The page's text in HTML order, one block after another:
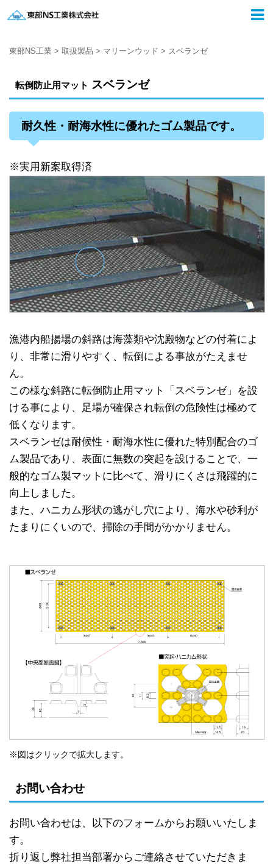
東部NS工業 > 取扱製品 > マリーンウッド > スベランゼ
転倒防止用マット スベランゼ
耐久性・耐海水性に優れたゴム製品です。
※実用新案取得済
漁港内船揚場の斜路は海藻類や沈殿物などの付着によ
り、非常に滑りやすく、転倒による事故がたえませ
ん。
この様な斜路に転倒防止用マット「スベランゼ」を設
ける事により、足場が確保され転倒の危険性は極めて
低くなります。
スベランゼは耐候性・耐海水性に優れた特別配合のゴ
ム製品であり、表面に無数の突起を設けることで、一
般的なゴム製マットに比べて、滑りにくさは飛躍的に
向上しました。
また、ハニカム形状の逃がし穴により、海水や砂利が
たまりにくいので、掃除の手間がかかりません。
※図はクリックで拡大します。
お問い合わせ
お問い合わせは、以下のフォームからお願いいたしま
す。
折り返し弊社担当部署からご連絡させていただきま